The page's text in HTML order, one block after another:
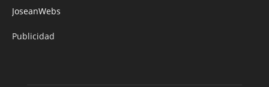
JoseanWebs
Publicidad